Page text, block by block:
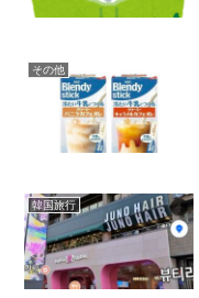
その他
韓国旅行